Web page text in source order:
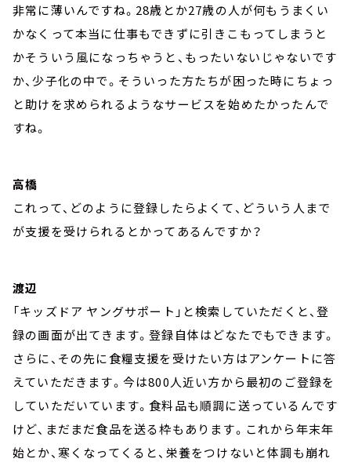
非常に薄いんですね。28歳とか27歳の人が何もうまくい
かなくって本当に仕事もできずに引きこもってしまうと
かそういう風になっちゃうと、もったいないじゃないです
か、少子化の中で。そういった方たちが困った時にちょっ
と助けを求められるようなサービスを始めたかったんで
すね。
高橋
これって、どのように登録したらよくて、どういう人まで
が支援を受けられるとかってあるんですか？
渡辺
「キッズドア ヤングサポート」と検索していただくと、登
録の画面が出てきます。登録自体はどなたでもできます。
さらに、その先に食糧支援を受けたい方はアンケートに答
えていただきます。今は800人近い方から最初のご登録を
していただいています。食料品も順調に送っているんです
けど、まだまだ食品を送る枠もあります。これから年末年
始とか、寒くなってくると、栄養をつけないと体調も崩れ